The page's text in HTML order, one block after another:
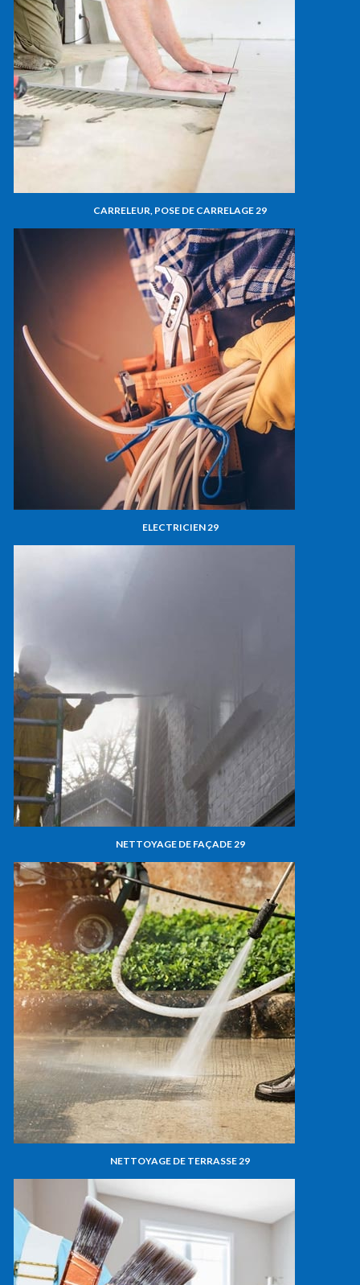
CARRELEUR, POSE DE CARRELAGE 29
ELECTRICIEN 29
NETTOYAGE DE FAÇADE 29
NETTOYAGE DE TERRASSE 29